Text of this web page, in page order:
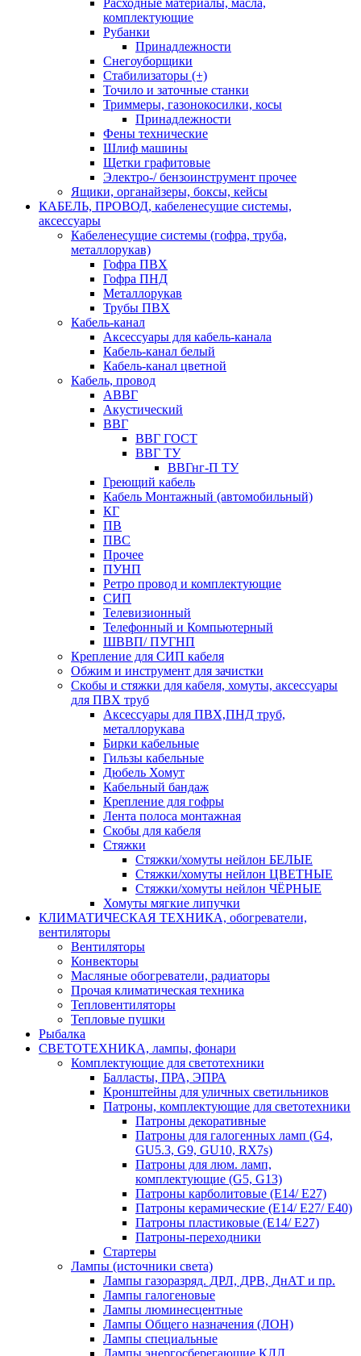
Расходные материалы, масла,
комплектующие
Рубанки
Принадлежности
Снегоуборщики
Стабилизаторы (+)
Точило и заточные станки
Триммеры, газонокосилки, косы
Принадлежности
Фены технические
Шлиф машины
Щетки графитовые
Электро-/ бензоинструмент прочее
Ящики, органайзеры, боксы, кейсы
КАБЕЛЬ, ПРОВОД, кабеленесущие системы,
аксессуары
Кабеленесущие системы (гофра, труба,
металлорукав)
Гофра ПВХ
Гофра ПНД
Металлорукав
Трубы ПВХ
Кабель-канал
Аксессуары для кабель-канала
Кабель-канал белый
Кабель-канал цветной
Кабель, провод
АВВГ
Акустический
ВВГ
ВВГ ГОСТ
ВВГ ТУ
ВВГнг-П ТУ
Греющий кабель
Кабель Монтажный (автомобильный)
КГ
ПВ
ПВС
Прочее
ПУНП
Ретро провод и комплектующие
СИП
Телевизионный
Телефонный и Компьютерный
ШВВП/ ПУГНП
Крепление для СИП кабеля
Обжим и инструмент для зачистки
Скобы и стяжки для кабеля, хомуты, аксессуары
для ПВХ труб
Аксессуары для ПВХ,ПНД труб,
металлорукава
Бирки кабельные
Гильзы кабельные
Дюбель Хомут
Кабельный бандаж
Крепление для гофры
Лента полоса монтажная
Скобы для кабеля
Стяжки
Стяжки/хомуты нейлон БЕЛЫЕ
Стяжки/хомуты нейлон ЦВЕТНЫЕ
Стяжки/хомуты нейлон ЧЁРНЫЕ
Хомуты мягкие липучки
КЛИМАТИЧЕСКАЯ ТЕХНИКА, обогреватели,
вентиляторы
Вентиляторы
Конвекторы
Масляные обогреватели, радиаторы
Прочая климатическая техника
Тепловентиляторы
Тепловые пушки
Рыбалка
СВЕТОТЕХНИКА, лампы, фонари
Комплектующие для светотехники
Балласты, ПРА, ЭПРА
Кронштейны для уличных светильников
Патроны, комплектующие для светотехники
Патроны декоративные
Патроны для галогенных ламп (G4,
GU5.3, G9, GU10, RX7s)
Патроны для люм. ламп,
комплектующие (G5, G13)
Патроны карболитовые (E14/ E27)
Патроны керамические (E14/ E27/ E40)
Патроны пластиковые (E14/ E27)
Патроны-переходники
Стартеры
Лампы (источники света)
Лампы газоразряд. ДРЛ, ДРВ, ДнАТ и пр.
Лампы галогеновые
Лампы люминесцентные
Лампы Общего назначения (ЛОН)
Лампы специальные